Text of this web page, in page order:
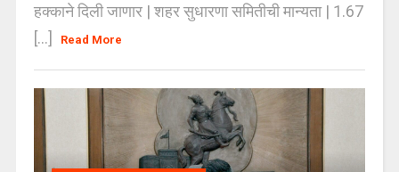
हक्काने दिली जाणार | शहर सुधारणा समितीची मान्यता | 1.67
[...]
Read More